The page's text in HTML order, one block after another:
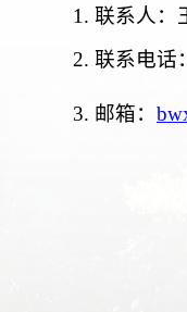
1. 联系人：
2. 联系电话
3. 邮箱：